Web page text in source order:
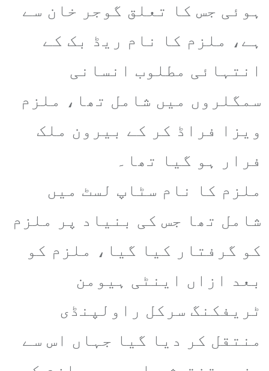
ہوئی جس کا تعلق گوجر خان سے
ہے، ملزم کا نام ریڈ بک کے
انتہائی مطلوب انسانی
سمگلروں میں شامل تھا، ملزم
ویزا فراڈ کر کے بیرون ملک
فرار ہو گیا تھا۔
ملزم کا نام سٹاپ لسٹ میں
شامل تھا جس کی بنیاد پر ملزم
کو گرفتار کیا گیا، ملزم کو
بعد ازاں اینٹی ہیومن
ٹریفکنگ سرکل راولپنڈی
منتقل کر دیا گیا جہاں اس سے